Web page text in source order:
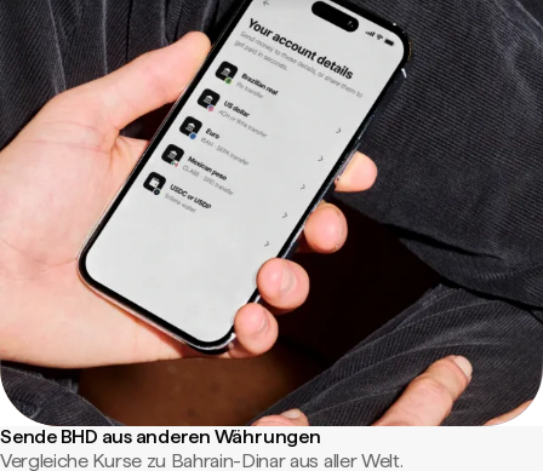
Sende BHD aus anderen Währungen
Vergleiche Kurse zu Bahrain-Dinar aus aller Welt.